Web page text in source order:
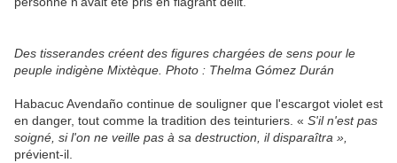
Des tisserandes créent des figures chargées de sens pour le
peuple indigène Mixtèque. Photo : Thelma Gómez Durán
Habacuc Avendaño continue de souligner que l'escargot violet est
en danger, tout comme la tradition des teinturiers. « S'il n'est pas
soigné, si l'on ne veille pas à sa destruction, il disparaîtra »,
prévient-il.